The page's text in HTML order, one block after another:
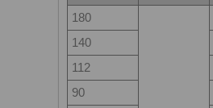
180
140
112
90